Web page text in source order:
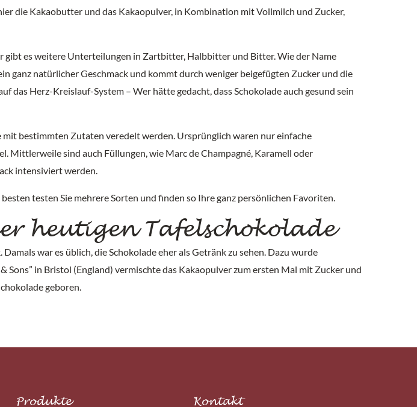
die Kakaobutter und das Kakaopulver, in Kombination mit Vollmilch und Zucker,
gibt es weitere Unterteilungen in Zartbitter, Halbbitter und Bitter. Wie der Name
ganz natürlicher Geschmack und kommt durch weniger beigefügten Zucker und die
das Herz-Kreislauf-System – Wer hätte gedacht, dass Schokolade auch gesund sein
mit bestimmten Zutaten veredelt werden. Ursprünglich waren nur einfache
Mittlerweile sind auch Füllungen, wie Marc de Champagné, Karamell oder
intensiviert werden.
testen Sie mehrere Sorten und finden so Ihre ganz persönlichen Favoriten.
heutigen Tafelschokolade
war es üblich, die Schokolade eher als Getränk zu sehen. Dazu wurde
in Bristol (England) vermischte das Kakaopulver zum ersten Mal mit Zucker und
geboren.
Produkte Kontakt